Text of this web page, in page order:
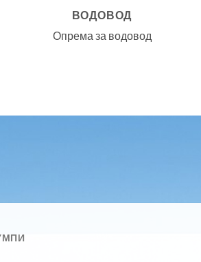
ВОДОВОД
Опрема за водовод